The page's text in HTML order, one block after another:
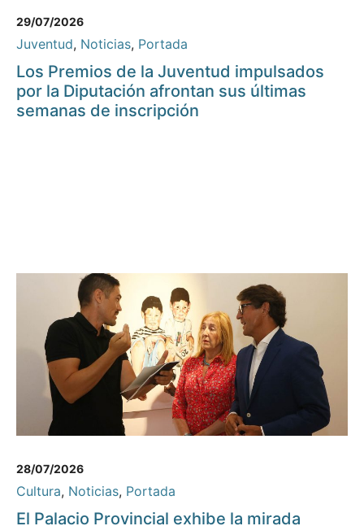
29/07/2026
Juventud, Noticias, Portada
Los Premios de la Juventud impulsados
por la Diputación afrontan sus últimas
semanas de inscripción
28/07/2026
Cultura, Noticias, Portada
El Palacio Provincial exhibe la mirada